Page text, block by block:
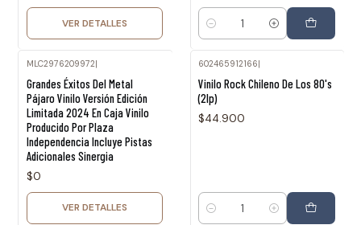
VER DETALLES
Cantidad
Agotado
MLC2976209972|
Grandes Éxitos Del Metal
Pájaro Vinilo Versión Edición
Limitada 2024 En Caja Vinilo
Producido Por Plaza
Independencia Incluye Pistas
Adicionales Sinergia
$0
VER DETALLES
602465912166|
Vinilo Rock Chileno De Los 80's
(2lp)
$44.900
Cantidad